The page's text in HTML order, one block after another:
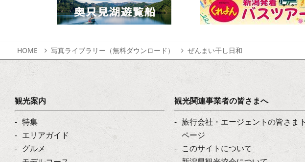
HOME 写真ライブラリー（無料ダウンロード） ぜんまい干し日和
観光案内
特集
エリアガイド
グルメ
観光関連事業者の皆さまへ
旅行会社・エージェントの皆さま
ページ
このサイトについて